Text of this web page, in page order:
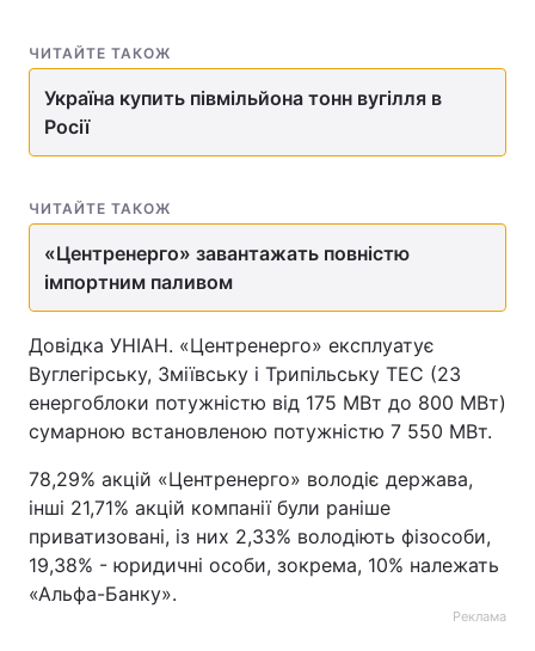
ЧИТАЙТЕ ТАКОЖ
Україна купить півмільйона тонн вугілля в
Росії
ЧИТАЙТЕ ТАКОЖ
«Центренерго» завантажать повністю
імпортним паливом
Довідка УНІАН. «Центренерго» експлуатує
Вуглегірську, Зміївську і Трипільську ТЕС (23
енергоблоки потужністю від 175 МВт до 800 МВт)
сумарною встановленою потужністю 7 550 МВт.
78,29% акцій «Центренерго» володіє держава,
інші 21,71% акцій компанії були раніше
приватизовані, із них 2,33% володіють фізособи,
19,38% - юридичні особи, зокрема, 10% належать
«Альфа-Банку».
Реклама